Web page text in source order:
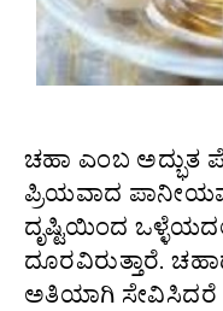
ಚಹಾ ಎಂಬ ಅದ್ಭುತ
ಪ್ರಿಯವಾದ
ದೃಷ್ಟಿಯಿಂದ
ದೂರವಿರುತ್ತಾರೆ.
ಅತಿಯಾಗಿ